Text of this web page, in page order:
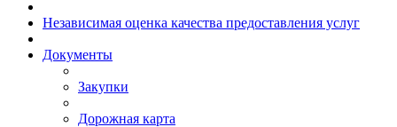
Независимая оценка качества предоставления услуг
Документы
Закупки
Дорожная карта